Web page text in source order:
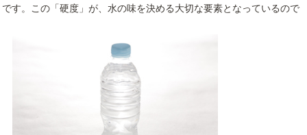
す。この「硬度」が、水の味を決める大切な要素となっているので